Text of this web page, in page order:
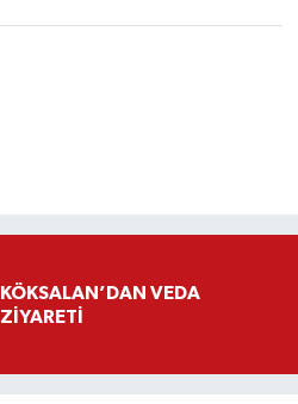
KÖKSALAN’DAN VEDA
ZİYARETİ